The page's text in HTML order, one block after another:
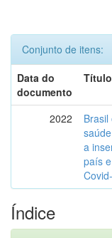
Conjunto de itens:
Data do
documento
Título
2022
a
país
Índice